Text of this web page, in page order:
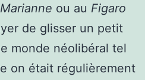
Marianne ou au Figaro
de glisser un petit
monde néolibéral tel
on était régulièrement